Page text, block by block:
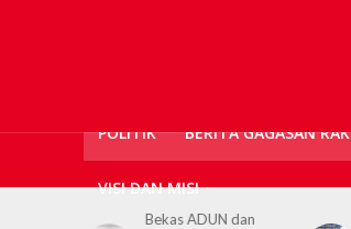
POLITIK BERITA GAGASAN
VISI DAN MISI
Bekas ADUN dan